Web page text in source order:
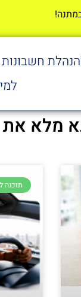
חשבונות
מלא את
תוכנה